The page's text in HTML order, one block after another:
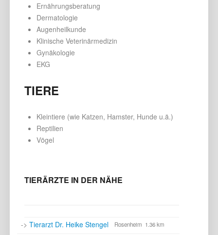
Ernährungsberatung
Dermatologie
Augenheilkunde
Klinische Veterinärmedizin
Gynäkologie
EKG
TIERE
Kleintiere (wie Katzen, Hamster, Hunde u.ä.)
Reptilien
Vögel
TIERÄRZTE IN DER NÄHE
-> Tierarzt Dr. Heike Stengel Rosenheim 1.36 km